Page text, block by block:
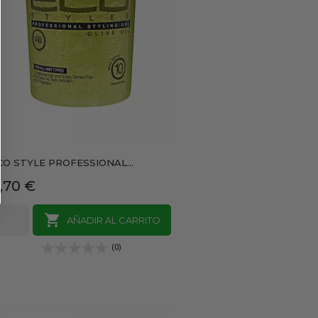
STYLE PROFESSIONAL...
€

AÑADIR AL CARRITO
(0)